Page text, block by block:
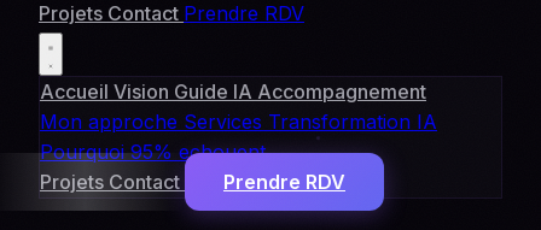
Projets Contact Prendre RDV
Accueil Vision Guide IA Accompagnement
Mon approche Services Transformation IA
Pourquoi 95% echouent
Projets Contact Prendre RDV